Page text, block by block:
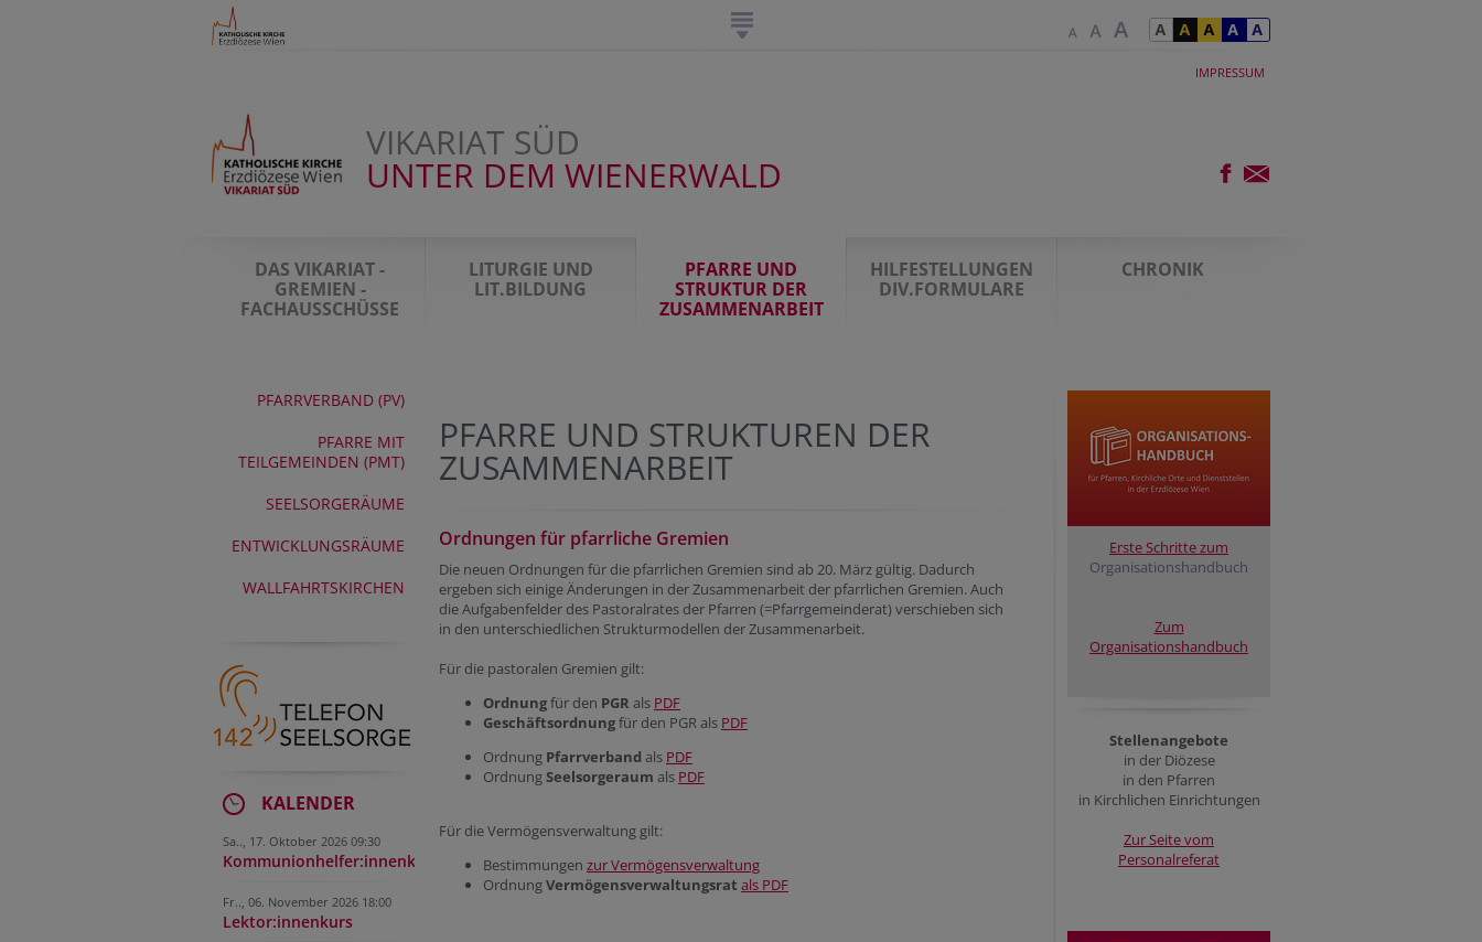
IMPRESSUM
VIKARIAT SÜD
UNTER DEM WIENERWALD
DAS VIKARIAT -
GREMIEN -
FACHAUSSCHÜSSE
LITURGIE UND
LIT.BILDUNG
PFARRE UND
STRUKTUR DER
ZUSAMMENARBEIT
HILFESTELLUNGEN
DIV.FORMULARE
CHRONIK
PFARRVERBAND (PV)
PFARRE MIT
TEILGEMEINDEN (PMT)
SEELSORGERÄUME
ENTWICKLUNGSRÄUME
WALLFAHRTSKIRCHEN
KALENDER
Sa.., 17. Oktober 2026 09:30
Kommunionhelfer:innenkurs
Fr.., 06. November 2026 18:00
Lektor:innenkurs
PFARRE UND STRUKTUREN DER
ZUSAMMENARBEIT
Ordnungen für pfarrliche Gremien
Die neuen Ordnungen für die pfarrlichen Gremien sind ab 20. März gültig. Dadurch
ergeben sich einige Änderungen in der Zusammenarbeit der pfarrlichen Gremien. Auch
die Aufgabenfelder des Pastoralrates der Pfarren (=Pfarrgemeinderat) verschieben sich
in den unterschiedlichen Strukturmodellen der Zusammenarbeit.
Für die pastoralen Gremien gilt:
Ordnungfür den PGR als PDF
Geschäftsordnungfür den PGR als PDF
Ordnung Pfarrverband als PDF
OrdnungSeelsorgeraum als PDF
Für die Vermögensverwaltung gilt:
Bestimmungen zur Vermögensverwaltung
OrdnungVermögensverwaltungsrat als PDF
Erste Schritte zum
Organisationshandbuch
Zum
Organisationshandbuch
Stellenangebote
in der Diözese
in den Pfarren
in Kirchlichen Einrichtungen
Zur Seite vom
Personalreferat